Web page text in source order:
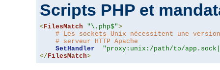
Scripts PHP et
<FilesMatch "\.php$">
# Les sockets Unix nécessitent une
# serveur HTTP Apache
SetHandler
"proxy:unix:/path/to/
</FilesMatch>